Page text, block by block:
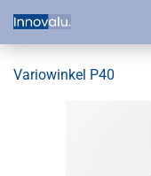
Variowinkel P40